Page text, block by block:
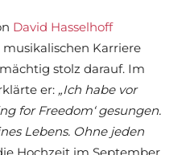
David Hasselhoff
Karriere
stolz darauf. Im
er: „Ich habe vor
for Freedom‘ gesungen.
Lebens. Ohne jeden